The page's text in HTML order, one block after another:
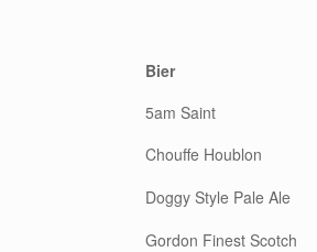
Bier
5am Saint
Chouffe Houblon
Doggy Style Pale Ale
Gordon Finest Scotch